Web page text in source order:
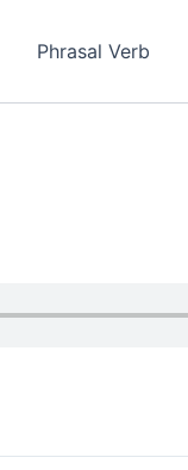
Phrasal Verb